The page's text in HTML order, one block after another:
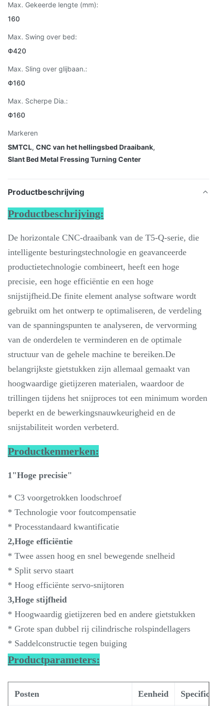
Max. Gekeerde lengte (mm):
160
Max. Swing over bed:
Φ420
Max. Sling over glijbaan.:
Φ160
Max. Scherpe Dia.:
Φ160
Markeren
SMTCL, CNC van het hellingsbed Draaibank,
Slant Bed Metal Fressing Turning Center
Productbeschrijving
Productbeschrijving:
De horizontale CNC-draaibank van de T5-Q-serie, die
intelligente besturingstechnologie en geavanceerde
productietechnologie combineert, heeft een hoge
precisie, een hoge efficiëntie en een hoge
snijstijfheid.De finite element analyse software wordt
gebruikt om het ontwerp te optimaliseren, de verdeling
van de spanningspunten te analyseren, de vervorming
van de onderdelen te verminderen en de optimale
structuur van de gehele machine te bereiken.De
belangrijkste gietstukken zijn allemaal gemaakt van
hoogwaardige gietijzeren materialen, waardoor de
trillingen tijdens het snijproces tot een minimum worden
beperkt en de bewerkingsnauwkeurigheid en de
snijstabiliteit worden verbeterd.
Productkenmerken:
1"Hoge precisie"
* C3 voorgetrokken loodschroef
* Technologie voor foutcompensatie
* Processtandaard kwantificatie
2,Hoge efficiëntie
* Twee assen hoog en snel bewegende snelheid
* Split servo staart
* Hoog efficiënte servo-snijtoren
3,Hoge stijfheid
* Hoogwaardig gietijzeren bed en andere gietstukken
* Grote span dubbel rij cilindrische rolspindellagers
* Saddelconstructie tegen buiging
Productparameters:
Posten Eenheid